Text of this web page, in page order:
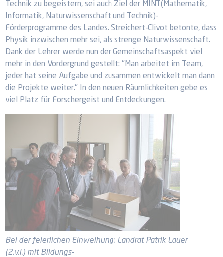
Technik zu begeistern, sei auch Ziel der MINT(Mathematik,
Informatik, Naturwissenschaft und Technik)-
Förderprogramme des Landes. Streichert-Clivot betonte, dass
Physik inzwischen mehr sei, als strenge Naturwissenschaft.
Dank der Lehrer werde nun der Gemeinschaftsaspekt viel
mehr in den Vordergrund gestellt: "Man arbeitet im Team,
jeder hat seine Aufgabe und zusammen entwickelt man dann
die Projekte weiter." In den neuen Räumlichkeiten gebe es
viel Platz für Forschergeist und Entdeckungen.
Bei der feierlichen Einweihung: Landrat Patrik Lauer
(2.v.l.) mit Bildungs-